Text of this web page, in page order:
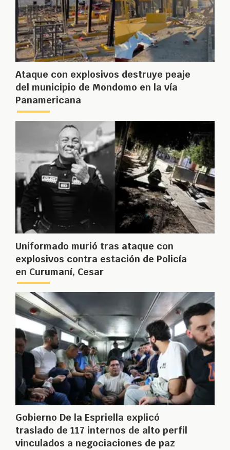
Ataque con explosivos destruye peaje
del municipio de Mondomo en la vía
Panamericana
Uniformado murió tras ataque con
explosivos contra estación de Policía
en Curumaní, Cesar
Gobierno De la Espriella explicó
traslado de 117 internos de alto perfil
vinculados a negociaciones de paz